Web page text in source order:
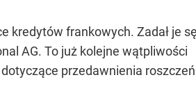
kredytów frankowych. Zadał je
AG. To już kolejne wątpliwości
przedawnienia roszczeń